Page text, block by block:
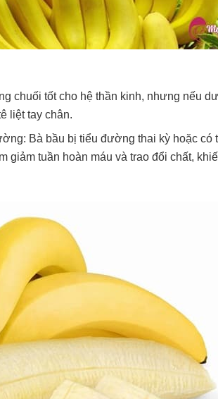
chuối tốt cho hệ thần kinh, nhưng nếu
liệt tay chân.
Bà bầu bị tiểu đường thai kỳ hoặc
giảm tuần hoàn máu và trao đổi chất,